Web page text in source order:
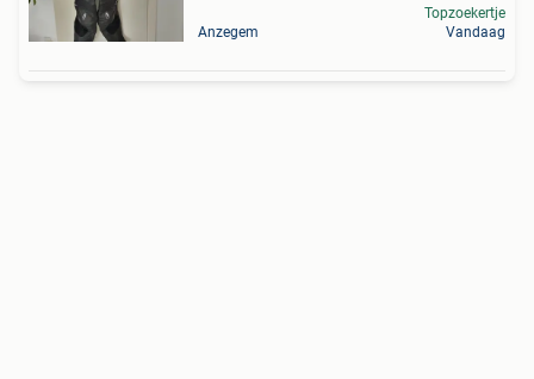
Anzegem
Topzoekertje
Vandaag